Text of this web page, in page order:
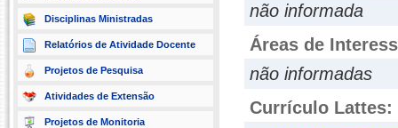
Disciplinas Ministradas
Relatórios de Atividade Docente
Projetos de Pesquisa
Atividades de Extensão
Projetos de Monitoria
não informada
Áreas de
não informadas
Currículo Lattes: